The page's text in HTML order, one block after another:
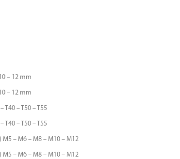
– 12 mm
– 12 mm
– T50 – T55
– T50 – T55
– M6 – M8 – M10 – M12
– M6 – M8 – M10 – M12